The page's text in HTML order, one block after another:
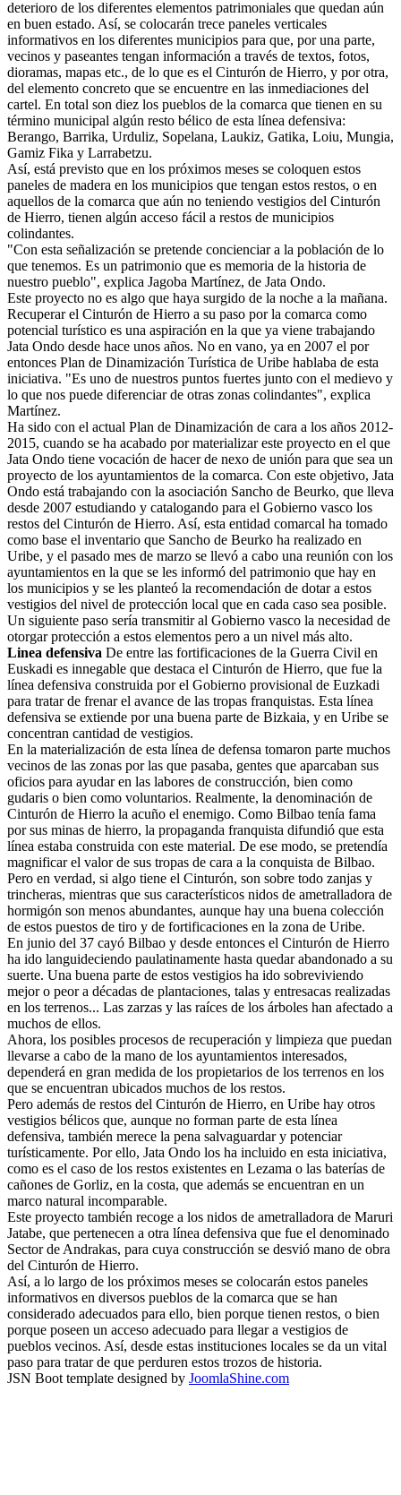
deterioro de los diferentes elementos patrimoniales que quedan aún
en buen estado. Así, se colocarán trece paneles verticales
informativos en los diferentes municipios para que, por una parte,
vecinos y paseantes tengan información a través de textos, fotos,
dioramas, mapas etc., de lo que es el Cinturón de Hierro, y por otra,
del elemento concreto que se encuentre en las inmediaciones del
cartel. En total son diez los pueblos de la comarca que tienen en su
término municipal algún resto bélico de esta línea defensiva:
Berango, Barrika, Urduliz, Sopelana, Laukiz, Gatika, Loiu, Mungia,
Gamiz Fika y Larrabetzu.
Así, está previsto que en los próximos meses se coloquen estos
paneles de madera en los municipios que tengan estos restos, o en
aquellos de la comarca que aún no teniendo vestigios del Cinturón
de Hierro, tienen algún acceso fácil a restos de municipios
colindantes.
"Con esta señalización se pretende concienciar a la población de lo
que tenemos. Es un patrimonio que es memoria de la historia de
nuestro pueblo", explica Jagoba Martínez, de Jata Ondo.
Este proyecto no es algo que haya surgido de la noche a la mañana.
Recuperar el Cinturón de Hierro a su paso por la comarca como
potencial turístico es una aspiración en la que ya viene trabajando
Jata Ondo desde hace unos años. No en vano, ya en 2007 el por
entonces Plan de Dinamización Turística de Uribe hablaba de esta
iniciativa. "Es uno de nuestros puntos fuertes junto con el medievo y
lo que nos puede diferenciar de otras zonas colindantes", explica
Martínez.
Ha sido con el actual Plan de Dinamización de cara a los años 2012-
2015, cuando se ha acabado por materializar este proyecto en el que
Jata Ondo tiene vocación de hacer de nexo de unión para que sea un
proyecto de los ayuntamientos de la comarca. Con este objetivo, Jata
Ondo está trabajando con la asociación Sancho de Beurko, que lleva
desde 2007 estudiando y catalogando para el Gobierno vasco los
restos del Cinturón de Hierro. Así, esta entidad comarcal ha tomado
como base el inventario que Sancho de Beurko ha realizado en
Uribe, y el pasado mes de marzo se llevó a cabo una reunión con los
ayuntamientos en la que se les informó del patrimonio que hay en
los municipios y se les planteó la recomendación de dotar a estos
vestigios del nivel de protección local que en cada caso sea posible.
Un siguiente paso sería transmitir al Gobierno vasco la necesidad de
otorgar protección a estos elementos pero a un nivel más alto.
Linea defensiva De entre las fortificaciones de la Guerra Civil en
Euskadi es innegable que destaca el Cinturón de Hierro, que fue la
línea defensiva construida por el Gobierno provisional de Euzkadi
para tratar de frenar el avance de las tropas franquistas. Esta línea
defensiva se extiende por una buena parte de Bizkaia, y en Uribe se
concentran cantidad de vestigios.
En la materialización de esta línea de defensa tomaron parte muchos
vecinos de las zonas por las que pasaba, gentes que aparcaban sus
oficios para ayudar en las labores de construcción, bien como
gudaris o bien como voluntarios. Realmente, la denominación de
Cinturón de Hierro la acuño el enemigo. Como Bilbao tenía fama
por sus minas de hierro, la propaganda franquista difundió que esta
línea estaba construida con este material. De ese modo, se pretendía
magnificar el valor de sus tropas de cara a la conquista de Bilbao.
Pero en verdad, si algo tiene el Cinturón, son sobre todo zanjas y
trincheras, mientras que sus característicos nidos de ametralladora de
hormigón son menos abundantes, aunque hay una buena colección
de estos puestos de tiro y de fortificaciones en la zona de Uribe.
En junio del 37 cayó Bilbao y desde entonces el Cinturón de Hierro
ha ido languideciendo paulatinamente hasta quedar abandonado a su
suerte. Una buena parte de estos vestigios ha ido sobreviviendo
mejor o peor a décadas de plantaciones, talas y entresacas realizadas
en los terrenos... Las zarzas y las raíces de los árboles han afectado a
muchos de ellos.
Ahora, los posibles procesos de recuperación y limpieza que puedan
llevarse a cabo de la mano de los ayuntamientos interesados,
dependerá en gran medida de los propietarios de los terrenos en los
que se encuentran ubicados muchos de los restos.
Pero además de restos del Cinturón de Hierro, en Uribe hay otros
vestigios bélicos que, aunque no forman parte de esta línea
defensiva, también merece la pena salvaguardar y potenciar
turísticamente. Por ello, Jata Ondo los ha incluido en esta iniciativa,
como es el caso de los restos existentes en Lezama o las baterías de
cañones de Gorliz, en la costa, que además se encuentran en un
marco natural incomparable.
Este proyecto también recoge a los nidos de ametralladora de Maruri
Jatabe, que pertenecen a otra línea defensiva que fue el denominado
Sector de Andrakas, para cuya construcción se desvió mano de obra
del Cinturón de Hierro.
Así, a lo largo de los próximos meses se colocarán estos paneles
informativos en diversos pueblos de la comarca que se han
considerado adecuados para ello, bien porque tienen restos, o bien
porque poseen un acceso adecuado para llegar a vestigios de
pueblos vecinos. Así, desde estas instituciones locales se da un vital
paso para tratar de que perduren estos trozos de historia.
JSN Boot template designed by JoomlaShine.com